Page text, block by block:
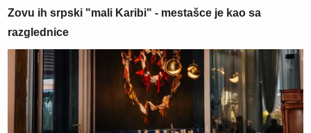
Zovu ih srpski "mali Karibi" - mestašce je kao sa
razglednice